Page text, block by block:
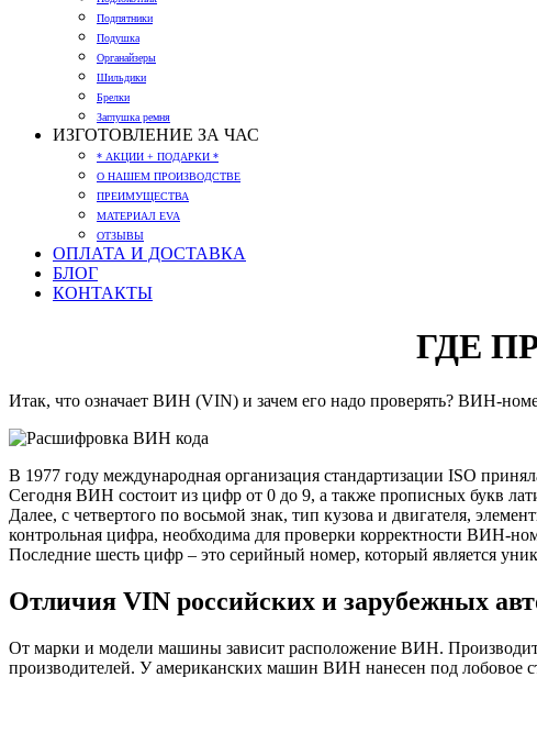
Подпятники
Подушка
Органайзеры
Шильдики
Брелки
Заглушка ремня
ИЗГОТОВЛЕНИЕ ЗА ЧАС
* АКЦИИ + ПОДАРКИ *
О НАШЕМ ПРОИЗВОДСТВЕ
ПРЕИМУЩЕСТВА
МАТЕРИАЛ EVA
ОТЗЫВЫ
ОПЛАТА И ДОСТАВКА
БЛОГ
КОНТАКТЫ
ГДЕ
Итак, что означает ВИН (VIN) и зачем его надо проверять? ВИН-
В 1977 году международная организация стандартизации ISO
Сегодня ВИН состоит из цифр от 0 до 9, а также прописных букв
Далее, с четвертого по восьмой знак, тип кузова и двигателя,
контрольная цифра, необходима для проверки корректности ВИН-
Последние шесть цифр – это серийный номер, который является
Отличия VIN российских и зарубежных
От марки и модели машины зависит расположение ВИН.
производителей. У американских машин ВИН нанесен под лобовое